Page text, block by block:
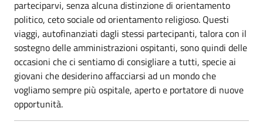
parteciparvi, senza alcuna distinzione di orientamento
politico, ceto sociale od orientamento religioso. Questi
viaggi, autofinanziati dagli stessi partecipanti, talora con il
sostegno delle amministrazioni ospitanti, sono quindi delle
occasioni che ci sentiamo di consigliare a tutti, specie ai
giovani che desiderino affacciarsi ad un mondo che
vogliamo sempre più ospitale, aperto e portatore di nuove
opportunità.